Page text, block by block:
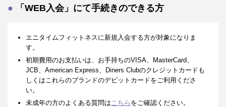
「WEB入会」にて手続きのできる方
エニタイムフィットネスに新規入会する方が対象になりま
す。
初期費用のお支払いは、お手持ちのVISA、MasterCard、
JCB、American Express、Diners Clubのクレジットカードも
しくはこれらのブランドのデビットカードをご利用くださ
い。
未成年の方のよくある質問はこちら をご確認ください。